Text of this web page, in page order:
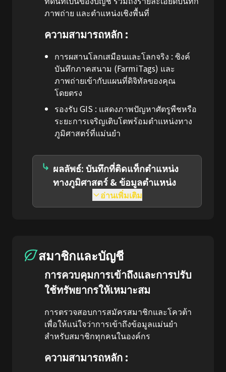
ภาพถ่าย และตำแหน่งเชิงพื้นที่
ความสามารถหลัก :
การผสานโลกเสมือนและโลกจริง : ซิงค์
บันทึกภาคสนาม (FarmiTags) และ
ภาพถ่ายเข้ากับแผนที่ดิจิทัลของคุณ
โดยตรง
รองรับ GIS : แสดงภาพปัญหาศัตรูพืชหรือ
ระยะการเจริญเติบโตพร้อมตำแหน่งทาง
ภูมิศาสตร์ที่แม่นยำ
ผลลัพธ์: บันทึกที่ติดแท็กตำแหน่ง
ทางภูมิศาสตร์ & ข้อมูลตำแหน่ง
อ่านเพิ่มเติม
สมาชิกและบัญชี
การควบคุมการเข้าถึงและการปรับ
ใช้ทรัพยากรให้เหมาะสม
การตรวจสอบการสมัครสมาชิกและโควต้า
เพื่อให้แน่ใจว่าการเข้าถึงข้อมูลแม่นยำ
สำหรับสมาชิกทุกคนในองค์กร
ความสามารถหลัก :